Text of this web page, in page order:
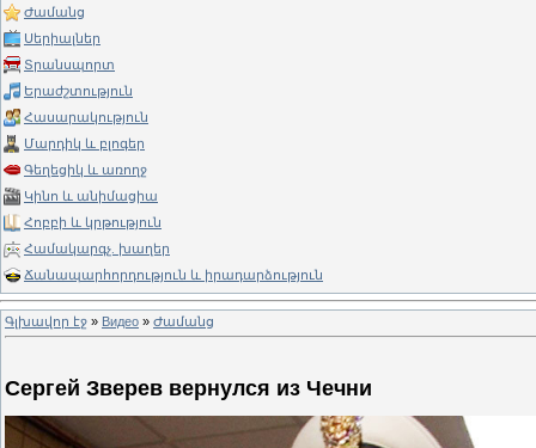
Ժամանց
Սերիալներ
Տրանսպորտ
Երաժշտություն
Հասարակություն
Մարդիկ և բլոգեր
Գեղեցիկ և առողջ
Կինո և անիմացիա
Հոբբի և կրթություն
Համակարգչ. խաղեր
Ճանապարհորդություն և իրադարձություն
Գլխավոր էջ » Видео » Ժամանց
Сергей Зверев вернулся из Чечни